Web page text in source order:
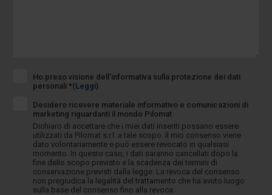
Ho preso visione dell’informativa sulla protezione dei dati
personali *(Leggi)
Desidero ricevere materiale informativo e comunicazioni di
marketing riguardanti il mondo Pilomat
Dichiaro di accettare che i miei dati inseriti possano essere
utilizzati da Pilomat s.r.l. a tale scopo. Il mio consenso viene
dato volontariamente e può essere revocato in qualsiasi
momento. In questo caso, i dati saranno cancellati dopo la
fine dello scopo previsto e la scadenza dei termini di
conservazione previsti dalla legge. La revoca del consenso
non pregiudica la legalità del trattamento che ha avuto luogo
sulla base del consenso fino alla revoca.